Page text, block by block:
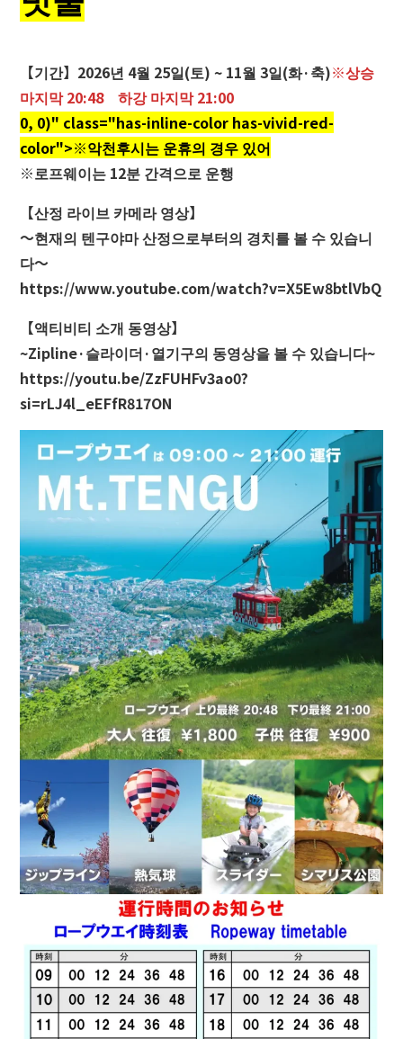
니세코 온천 고 이코이노 유주쿠 이로하
오타루 관광 협회
홋카이도 색도 협회
텐구야마스노스쿨
오타루 스키 연맹
오타루 텐구야마 스키 학교
더 글라스 스튜디오 인 오탈
【기간】2026년 4월 25일(토) ~ 11월 3일(화·축)※상승
마지막 20:48 하강 마지막 21:00
0, 0)" class="has-inline-color has-vivid-red-
color">※악천후시는 운휴의 경우 있어
※로프웨이는 12분 간격으로 운행
【산정 라이브 카메라 영상】
～현재의 텐구야마 산정으로부터의 경치를 볼 수 있습니
다～
https://www.youtube.com/watch?v=X5Ew8btlVbQ
【액티비티 소개 동영상】
~Zipline·슬라이더·열기구의 동영상을 볼 수 있습니다~
https://youtu.be/ZzFUHFv3ao0?
si=rLJ4l_eEFfR817ON